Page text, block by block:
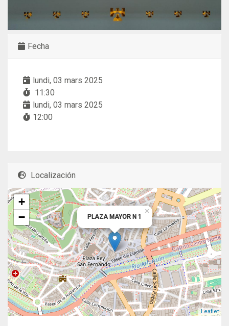
Fecha
lundi, 03 mars 2025
11:30
lundi, 03 mars 2025
12:00
Localización
PLAZA MAYOR N 1
×
+
−
Leaflet